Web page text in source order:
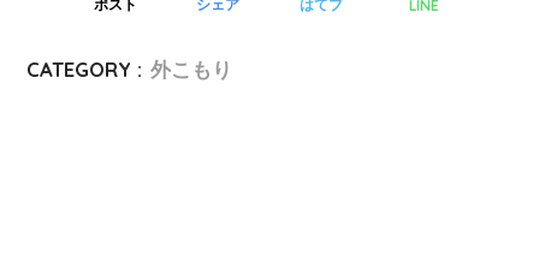
ポスト シェア はてブ LINE
CATEGORY : 外こもり